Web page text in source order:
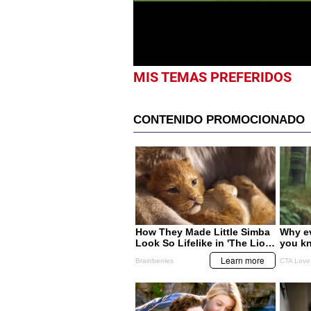
MIS TEMAS PREFERIDOS